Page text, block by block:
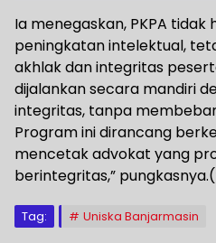
Ia menegaskan, PKPA
peningkatan intelektual,
akhlak dan integritas
dijalankan secara mandiri
integritas, tanpa
Program ini dirancang
mencetak advokat yang
berintegritas,”
Tag: Uniska Banjarmasin